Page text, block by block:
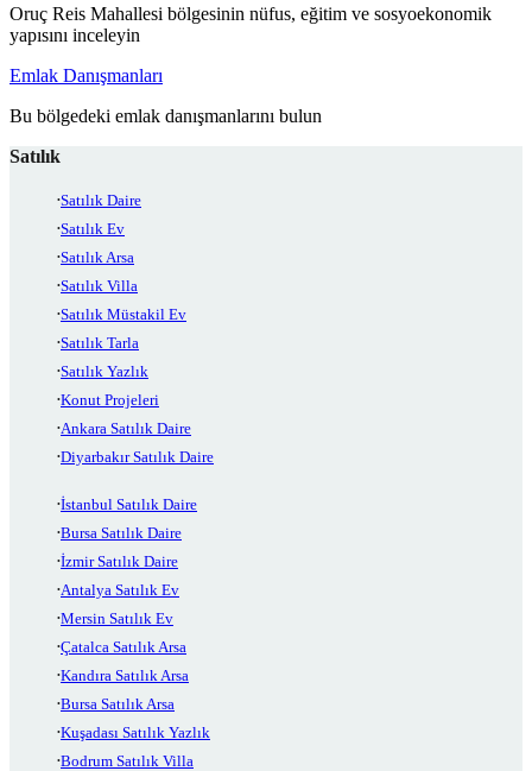
Oruç Reis Mahallesi bölgesinin nüfus, eğitim ve sosyoekonomik
yapısını inceleyin
Emlak Danışmanları
Bu bölgedeki emlak danışmanlarını bulun
Satılık
Satılık Daire
Satılık Ev
Satılık Arsa
Satılık Villa
Satılık Müstakil Ev
Satılık Tarla
Satılık Yazlık
Konut Projeleri
Ankara Satılık Daire
Diyarbakır Satılık Daire
İstanbul Satılık Daire
Bursa Satılık Daire
İzmir Satılık Daire
Antalya Satılık Ev
Mersin Satılık Ev
Çatalca Satılık Arsa
Kandıra Satılık Arsa
Bursa Satılık Arsa
Kuşadası Satılık Yazlık
Bodrum Satılık Villa